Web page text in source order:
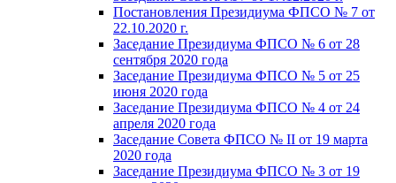
Постановления Президиума ФПСО № 7 от
22.10.2020 г.
Заседание Президиума ФПСО № 6 от 28
сентября 2020 года
Заседание Президиума ФПСО № 5 от 25
июня 2020 года
Заседание Президиума ФПСО № 4 от 24
апреля 2020 года
Заседание Совета ФПСО № II от 19 марта
2020 года
Заседание Президиума ФПСО № 3 от 19